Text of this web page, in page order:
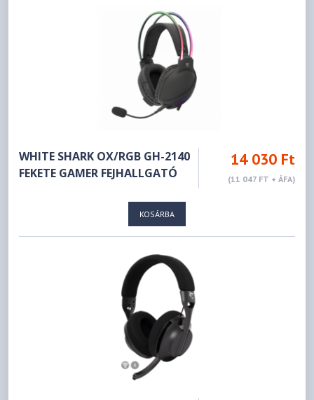
WHITE SHARK OX/RGB GH-2140
FEKETE GAMER FEJHALLGATÓ
14 030 Ft
(11 047 FT + ÁFA)
KOSÁRBA